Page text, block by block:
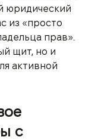
юридический
из «просто
прав».
щит, но и
активной
с